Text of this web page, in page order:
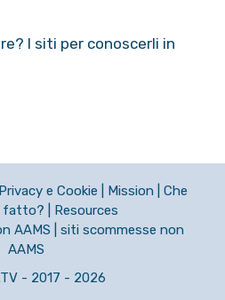
I siti per conoscerli in
Privacy e Cookie Mission
Che
fatto?
Resources
AAMS
siti scommesse non
AAMS
- 2017 - 2026